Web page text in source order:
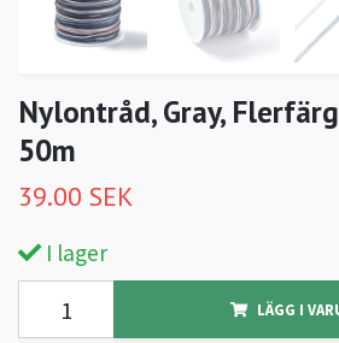
Nylontråd, Gray,
50m
39.00 SEK
I lager
LÄGG I